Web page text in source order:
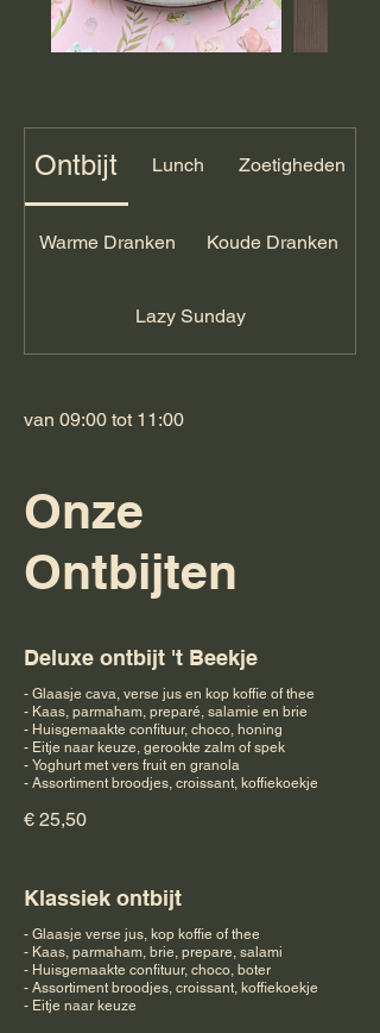
Ontbijt Lunch Zoetigheden
Warme Dranken Koude Dranken
Lazy Sunday
van 09:00 tot 11:00
Onze
Ontbijten
Deluxe ontbijt 't Beekje
- Glaasje cava, verse jus en kop koffie of thee
- Kaas, parmaham, preparé, salamie en brie
- Huisgemaakte confituur, choco, honing
- Eitje naar keuze, gerookte zalm of spek
- Yoghurt met vers fruit en granola
- Assortiment broodjes, croissant, koffiekoekje
€ 25,50
Klassiek ontbijt
- Glaasje verse jus, kop koffie of thee
- Kaas, parmaham, brie, prepare, salami
- Huisgemaakte confituur, choco, boter
- Assortiment broodjes, croissant, koffiekoekje
- Eitje naar keuze